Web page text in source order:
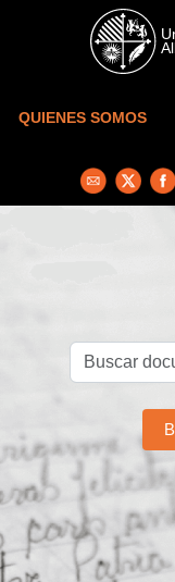
Skip to main content
QUIENES SOMOS